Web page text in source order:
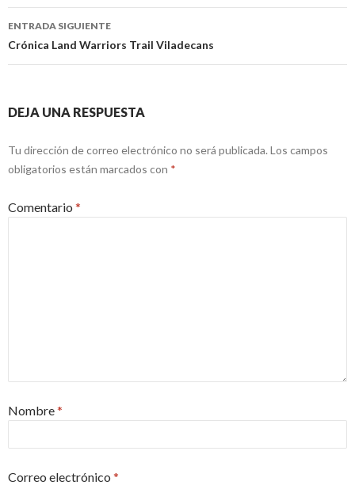
entradas
ENTRADA SIGUIENTE
Crónica Land Warriors Trail Viladecans
DEJA UNA RESPUESTA
Tu dirección de correo electrónico no será publicada. Los campos
obligatorios están marcados con *
Comentario *
Nombre*
Correo electrónico *